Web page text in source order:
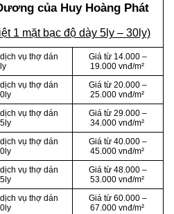
của Huy Hoàng Phát
1 mặt bạc độ dày 5ly – 30ly)
vụ thợ dán
Giá từ 14.000 –
19.000 vnđ/m²
vụ thợ dán
Giá từ 20.000 –
25.000 vnđ/m²
vụ thợ dán
Giá từ 29.000 –
34.000 vnđ/m²
vụ thợ dán
Giá từ 40.000 –
45.000 vnđ/m²
vụ thợ dán
Giá từ 48.000 –
53.000 vnđ/m²
vụ thợ dán
Giá từ 60.000 –
67.000 vnđ/m²